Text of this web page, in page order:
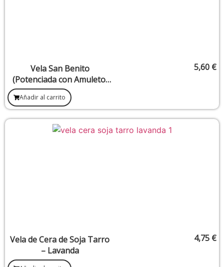
Vela San Benito
(Potenciada con Amuleto,
Protección Personal)
5,60 €
Añadir al carrito
Vela de Cera de Soja Tarro
– Lavanda
4,75 €